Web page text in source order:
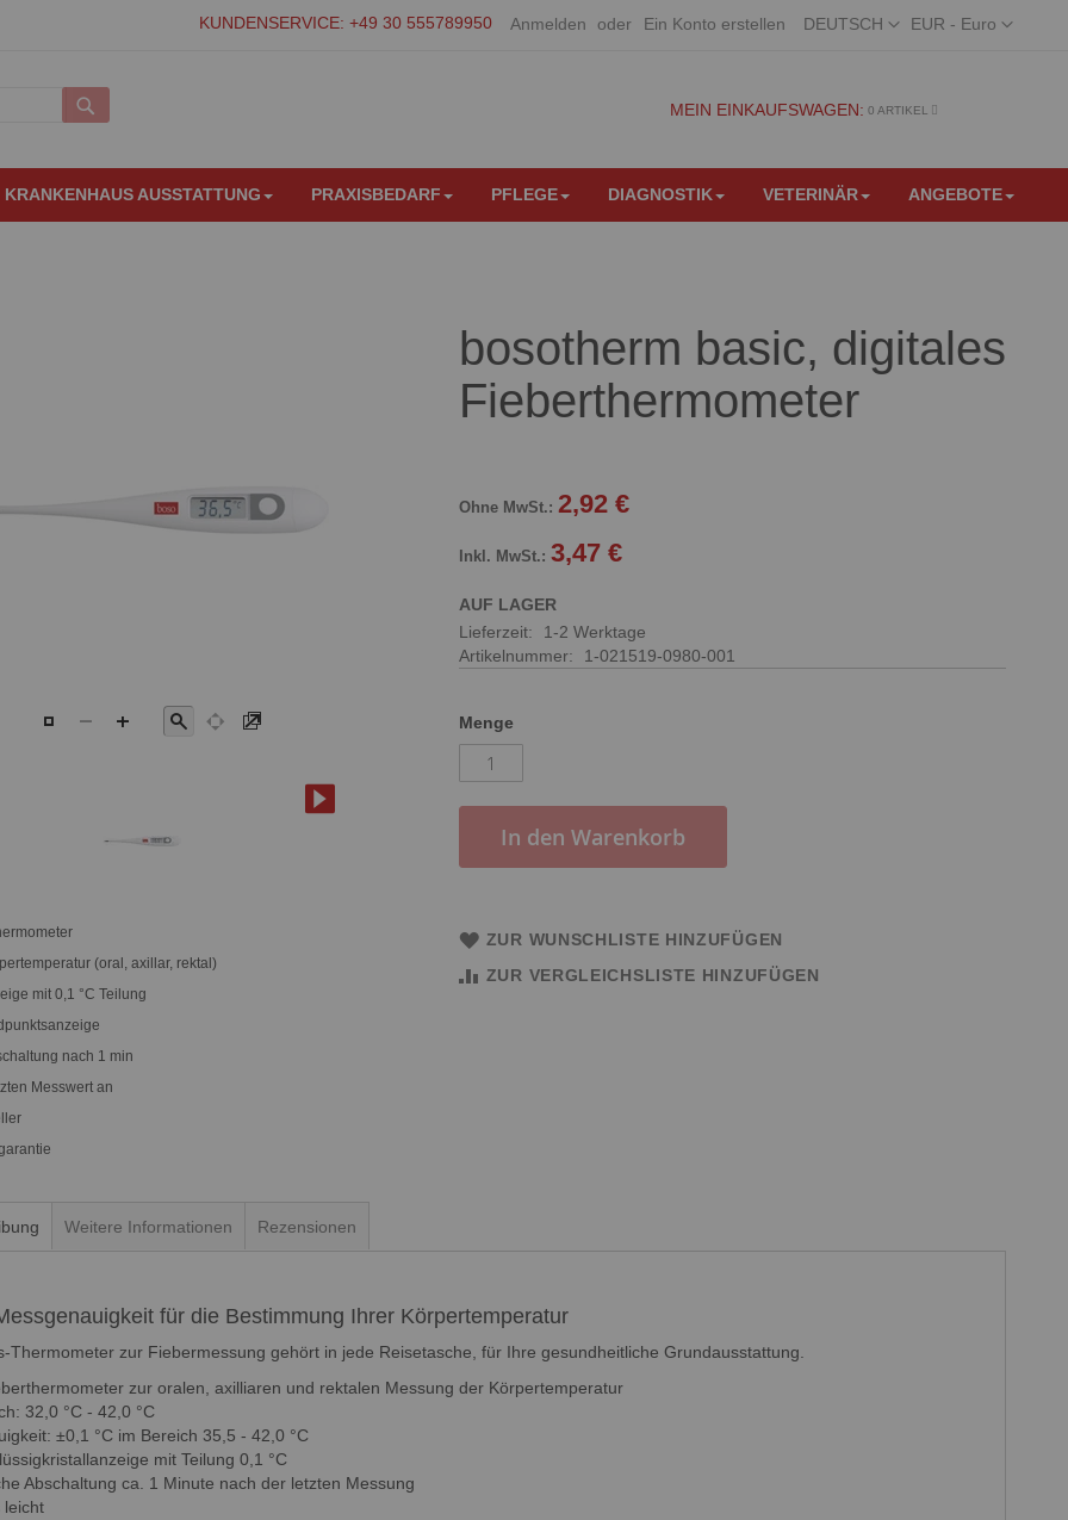
Währung
EUR - Euro
Sprache
DEUTSCH
KUNDENSERVICE: +49 30 555789950 Anmelden Ein Konto erstellen
MEIN EINKAUFSWAGEN: 0 ARTIKEL
KRANKENHAUS AUSSTATTUNG PRAXISBEDARF PFLEGE DIAGNOSTIK VETERINÄR ANGEBOTE
bosotherm basic, digitales
Fieberthermometer
2,92 €
3,47 €
AUF LAGER
Lieferzeit:
1-2 Werktage
Artikelnummer
1-021519-0980-001
Menge
In den Warenkorb
ZUR WUNSCHLISTE HINZUFÜGEN
ZUR VERGLEICHSLISTE HINZUFÜGEN
(oral, axillar, rektal)
mit 0,1 °C Teilung
nach 1 min
Messwert an
für die Bestimmung Ihrer Körpertemperatur
Thermometer zur Fiebermessung gehört in jede Reisetasche, für Ihre gesundheitliche Grundausstattung.
zur oralen, axilliaren und rektalen Messung der Körpertemperatur
32,0 °C - 42,0 °C
±0,1 °C im Bereich 35,5 - 42,0 °C
mit Teilung 0,1 °C
Abschaltung ca. 1 Minute nach der letzten Messung
leicht
Weitere Informationen Rezensionen